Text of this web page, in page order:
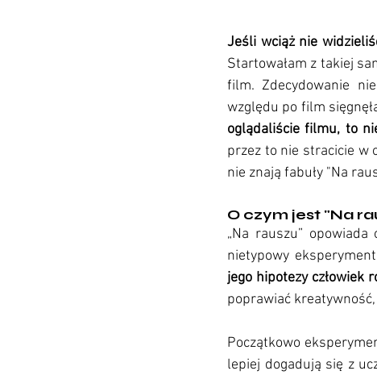
Startowałam z takiej
film. Zdecydowanie
względu po film
oglądaliście filmu, to
przez to nie stracicie w
nie znają fabuły "Na
O czym jest "Na
„Na rauszu”
nietypowy
jego hipotezy człowiek
poprawiać
Początkowo
lepiej dogadują się z